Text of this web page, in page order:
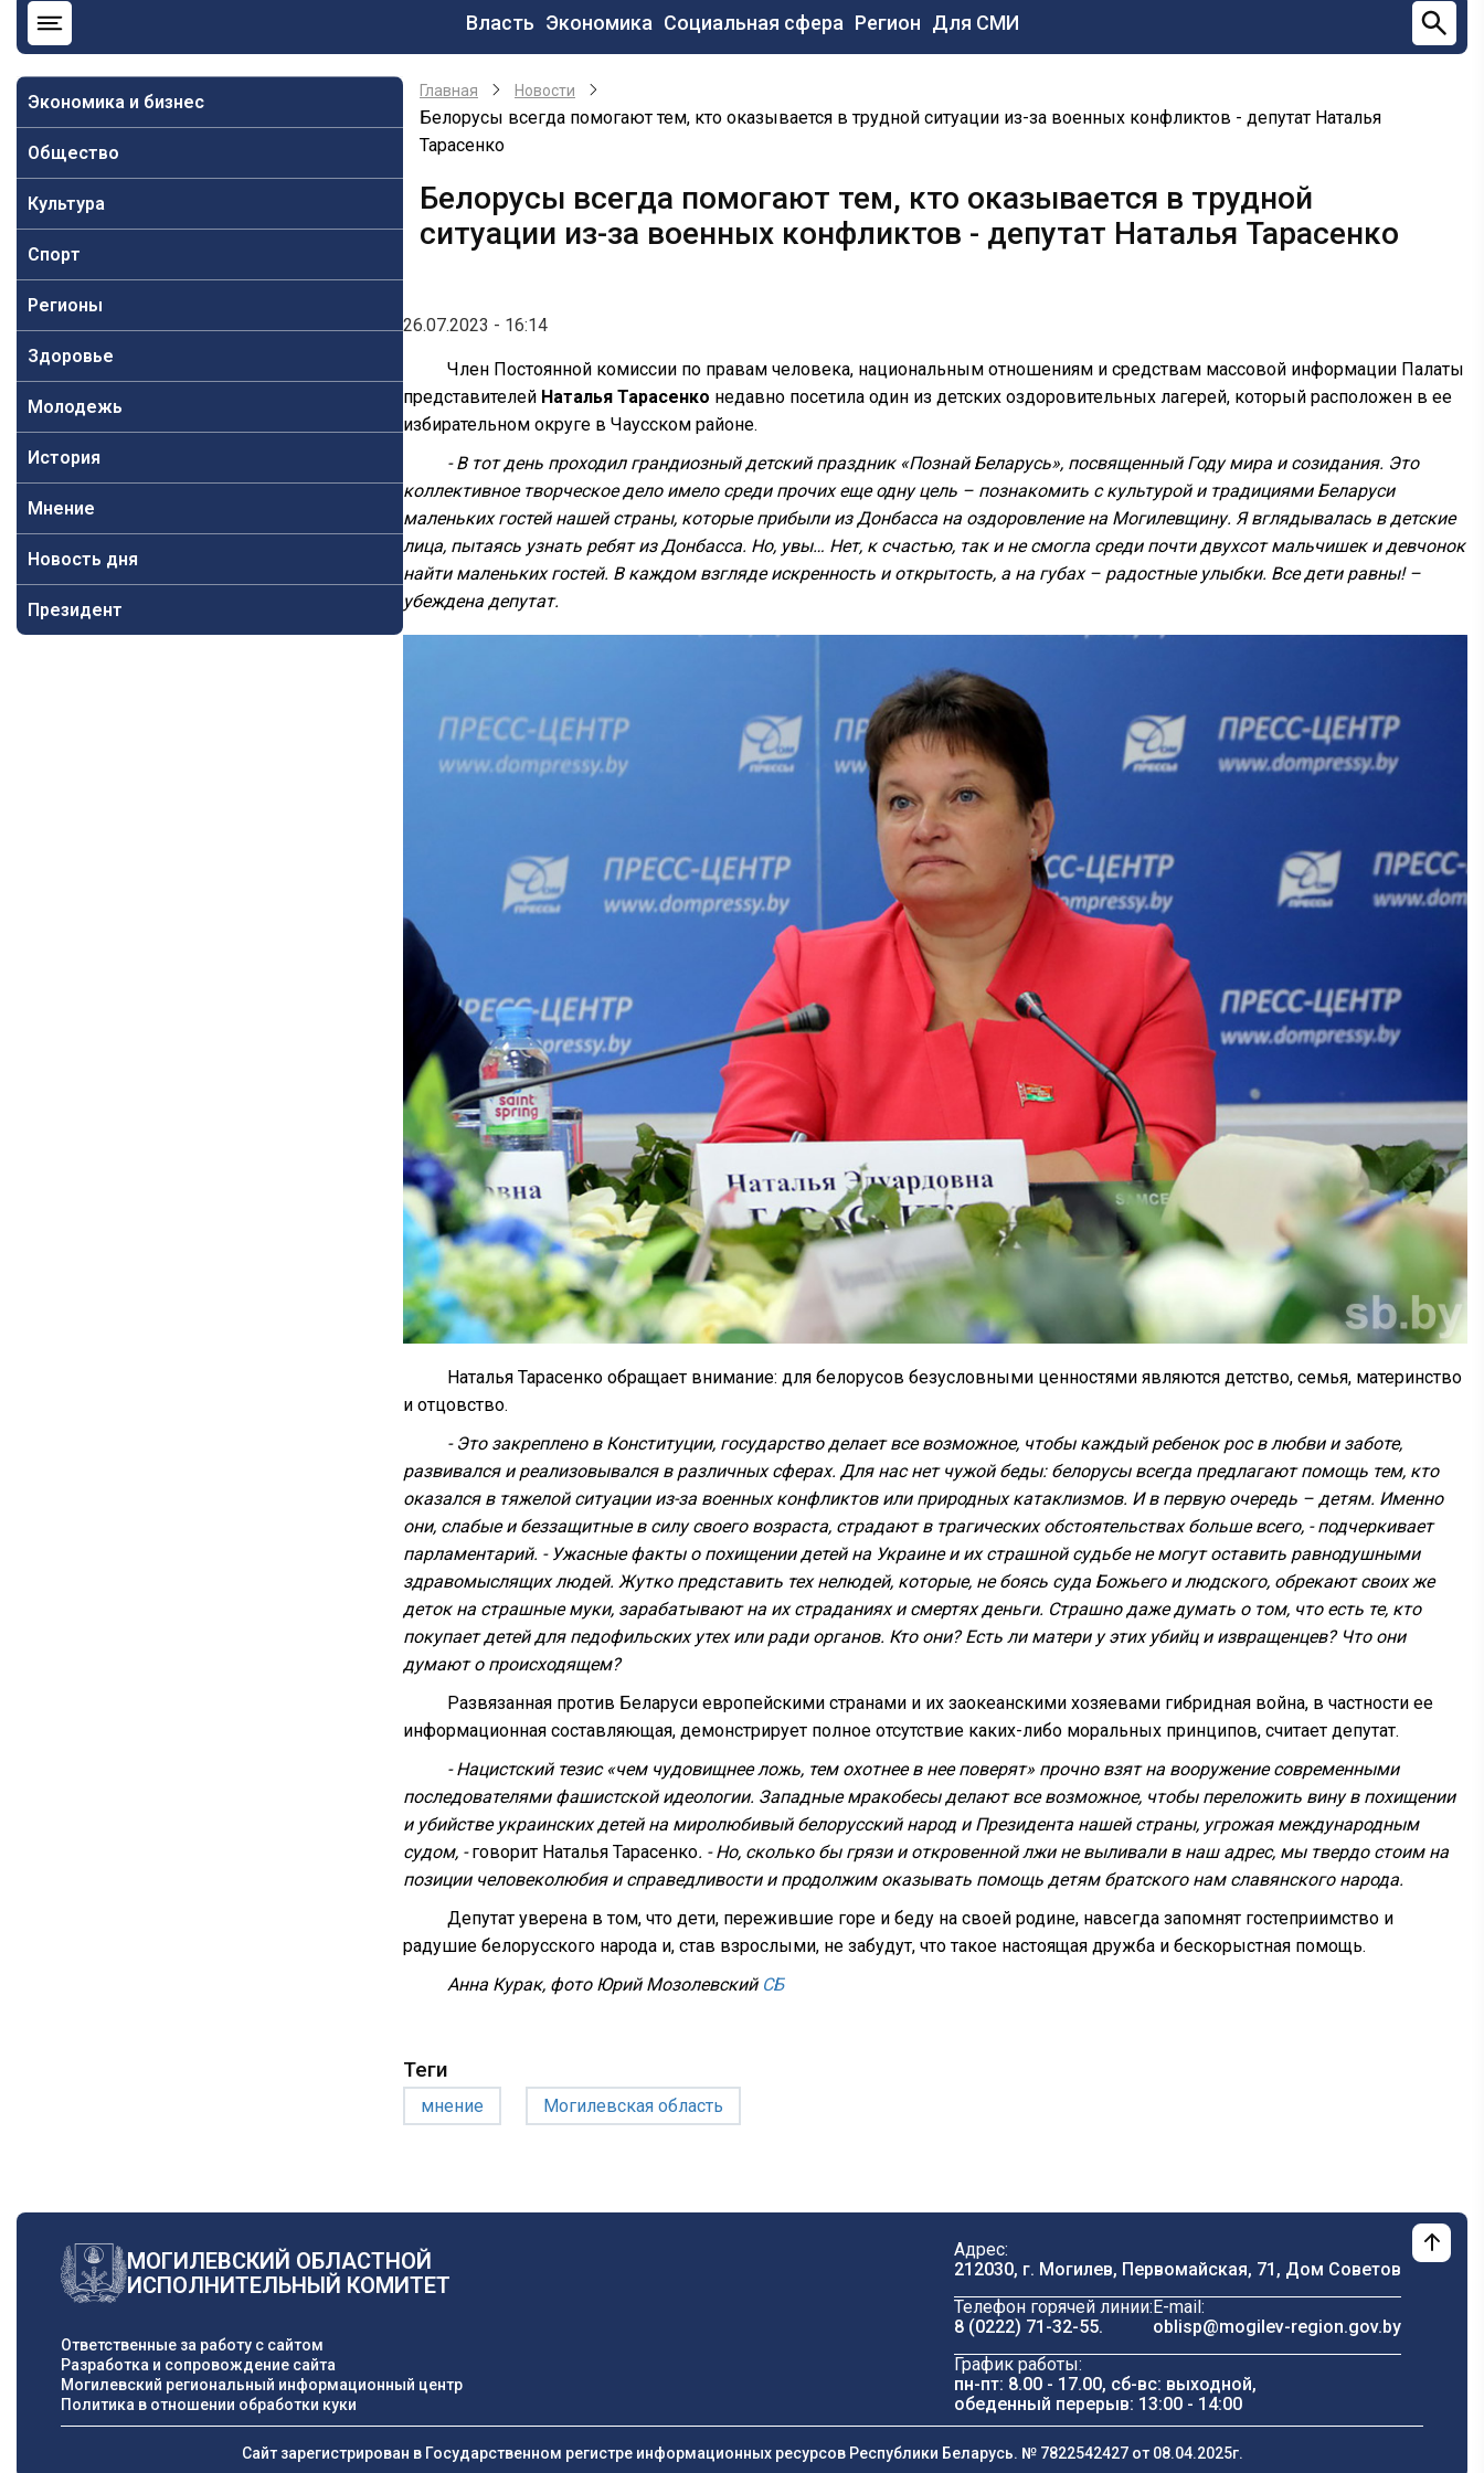
Основная
навигация
Власть Экономика Социальная сфера Регион Для СМИ
Экономика и бизнес
Общество
Культура
Спорт
Регионы
Здоровье
Молодежь
История
Мнение
Новость дня
Президент
Главная Новости
Белорусы всегда помогают тем, кто оказывается в трудной ситуации из-за военных конфликтов - депутат Наталья
Тарасенко
Белорусы всегда помогают тем, кто оказывается в трудной
ситуации из-за военных конфликтов - депутат Наталья Тарасенко
26.07.2023 - 16:14
Член Постоянной комиссии по правам человека, национальным отношениям и средствам массовой информации Палаты
представителей Наталья Тарасенко недавно посетила один из детских оздоровительных лагерей, который расположен в ее
избирательном округе в Чаусском районе.
- В тот день проходил грандиозный детский праздник «Познай Беларусь», посвященный Году мира и созидания. Это
коллективное творческое дело имело среди прочих еще одну цель – познакомить с культурой и традициями Беларуси
маленьких гостей нашей страны, которые прибыли из Донбасса на оздоровление на Могилевщину. Я вглядывалась в детские
лица, пытаясь узнать ребят из Донбасса. Но, увы… Нет, к счастью, так и не смогла среди почти двухсот мальчишек и девчонок
найти маленьких гостей. В каждом взгляде искренность и открытость, а на губах – радостные улыбки. Все дети равны! –
убеждена депутат.
Наталья Тарасенко обращает внимание: для белорусов безусловными ценностями являются детство, семья, материнство
и отцовство.
- Это закреплено в Конституции, государство делает все возможное, чтобы каждый ребенок рос в любви и заботе,
развивался и реализовывался в различных сферах. Для нас нет чужой беды: белорусы всегда предлагают помощь тем, кто
оказался в тяжелой ситуации из-за военных конфликтов или природных катаклизмов. И в первую очередь – детям. Именно
они, слабые и беззащитные в силу своего возраста, страдают в трагических обстоятельствах больше всего, - подчеркивает
парламентарий. - Ужасные факты о похищении детей на Украине и их страшной судьбе не могут оставить равнодушными
здравомыслящих людей. Жутко представить тех нелюдей, которые, не боясь суда Божьего и людского, обрекают своих же
деток на страшные муки, зарабатывают на их страданиях и смертях деньги. Страшно даже думать о том, что есть те, кто
покупает детей для педофильских утех или ради органов. Кто они? Есть ли матери у этих убийц и извращенцев? Что они
думают о происходящем?
Развязанная против Беларуси европейскими странами и их заокеанскими хозяевами гибридная война, в частности ее
информационная составляющая, демонстрирует полное отсутствие каких-либо моральных принципов, считает депутат.
- Нацистский тезис «чем чудовищнее ложь, тем охотнее в нее поверят» прочно взят на вооружение современными
последователями фашистской идеологии. Западные мракобесы делают все возможное, чтобы переложить вину в похищении
и убийстве украинских детей на миролюбивый белорусский народ и Президента нашей страны, угрожая международным
судом, -говорит Наталья Тарасенко. - Но, сколько бы грязи и откровенной лжи не выливали в наш адрес, мы твердо стоим на
позиции человеколюбия и справедливости и продолжим оказывать помощь детям братского нам славянского народа.
Депутат уверена в том, что дети, пережившие горе и беду на своей родине, навсегда запомнят гостеприимство и
радушие белорусского народа и, став взрослыми, не забудут, что такое настоящая дружба и бескорыстная помощь.
Анна Курак, фото Юрий Мозолевский СБ
Теги
мнение Могилевская область
МОГИЛЕВСКИЙ ОБЛАСТНОЙ
ИСПОЛНИТЕЛЬНЫЙ КОМИТЕТ
Ответственные за работу с сайтом
Разработка и сопровождение сайта
Могилевский региональный информационный центр
Политика в отношении обработки куки
Адрес:
212030, г. Могилев, Первомайская, 71, Дом Cоветов
Телефон горячей линии:
8 (0222) 71-32-55.
E-mail:
oblisp@mogilev-region.gov.by
График работы:
пн-пт: 8.00 - 17.00, сб-вс: выходной,
обеденный перерыв: 13:00 - 14:00
Сайт зарегистрирован в Государственном регистре информационных ресурсов Республики Беларусь. № 7822542427 от 08.04.2025г.